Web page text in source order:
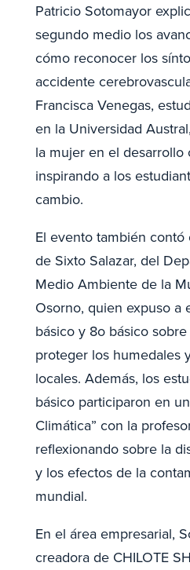
Patricio Sotomayor
segundo medio los
cómo reconocer los
accidente
Francisca Venegas,
en la Universidad
la mujer en el desarrollo
inspirando a los
cambio.
El evento también
de Sixto Salazar, del
Medio Ambiente de la
Osorno, quien expuso a
básico y 8o básico
proteger los humedales
locales. Además, los
básico participaron en
Climática” con la
reflexionando sobre la
y los efectos de la
mundial.
En el área empresarial,
creadora de CHILOTE